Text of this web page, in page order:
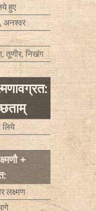
हुए
तूणीर, निखंग
लिये
+
लक्ष्मण